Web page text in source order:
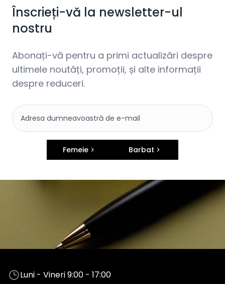
Înscrieți-vă la newsletter-ul
nostru
Abonați-vă pentru a primi actualizări despre
ultimele noutăți, promoții, și alte informații
despre reduceri.
Femeie Barbat
Luni - Vineri 9:00 - 17:00